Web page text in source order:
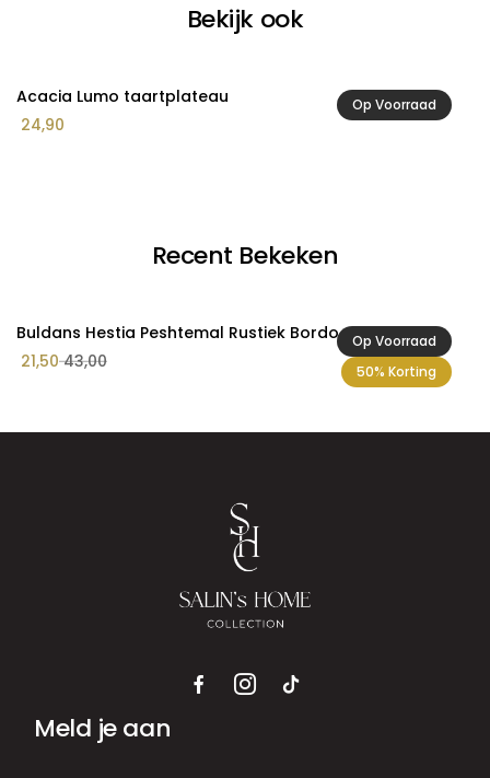
Bekijk ook
Op Voorraad
Acacia Lumo taartplateau
24,90
Recent Bekeken
Op Voorraad
50% Korting
Buldans Hestia Peshtemal Rustiek Bordo
21,5043,00
Meld je aan